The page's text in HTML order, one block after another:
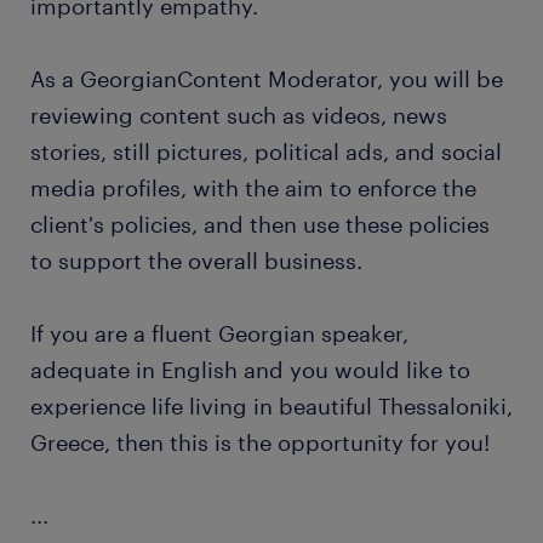
importantly empathy.
As a GeorgianContent Moderator, you will be
reviewing content such as videos, news
stories, still pictures, political ads, and social
media profiles, with the aim to enforce the
client's policies, and then use these policies
to support the overall business.
If you are a fluent Georgian speaker,
adequate in English and you would like to
experience life living in beautiful Thessaloniki,
Greece, then this is the opportunity for you!
...